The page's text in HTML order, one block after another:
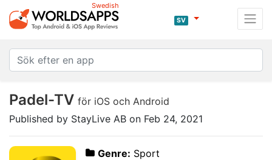
Swedish
SV
Padel-TV för iOS och Android
Published by StayLive AB on Feb 24, 2021
Genre: Sport